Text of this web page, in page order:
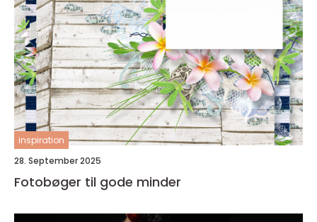
inspiration
28. September 2025
Fotobøger til gode minder